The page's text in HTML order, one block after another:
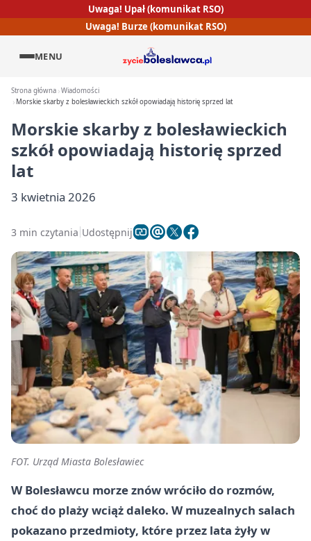
Uwaga! Upał (komunikat RSO)
Uwaga! Burze (komunikat RSO)
MENU
Strona główna Wiadomości
Morskie skarby z bolesławieckich szkół opowiadają historię sprzed lat
Morskie skarby z bolesławieckich
szkół opowiadają historię sprzed
lat
3 kwietnia 2026
3 min czytania Udostępnij
FOT. Urząd Miasta Bolesławiec
W Bolesławcu morze znów wróciło do rozmów,
choć do plaży wciąż daleko. W muzealnych salach
pokazano przedmioty, które przez lata żyły w